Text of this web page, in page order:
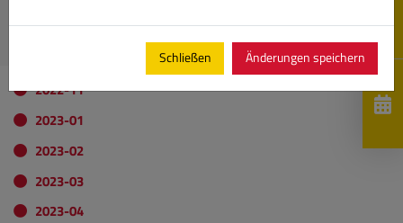
VDS Mitgliedsausweis herunterladen
2022-11
2023-01
2023-02
2023-03
2023-04
Schließen Änderungen speichern